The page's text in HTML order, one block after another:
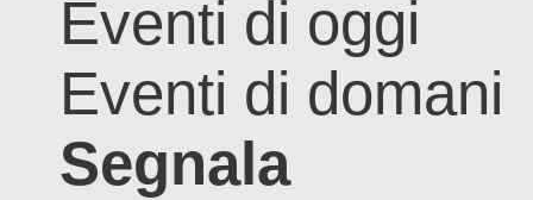
Eventi di oggi
Eventi di domani
Segnala